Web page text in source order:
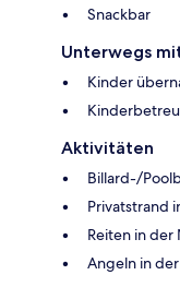
Snackbar
Unterwegs
Kinder
Aktivitäten
Billard-/
Privatstrand
Reiten in der
Angeln in